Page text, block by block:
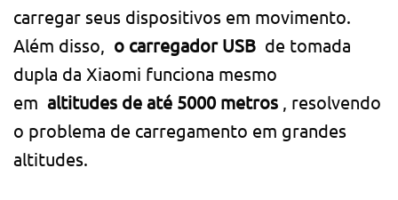
carregar seus dispositivos em movimento.
Além disso,
o carregador USB de tomada
dupla da Xiaomi funciona mesmo
em altitudes de até 5000 metros , resolvendo
o problema de carregamento em grandes
altitudes.